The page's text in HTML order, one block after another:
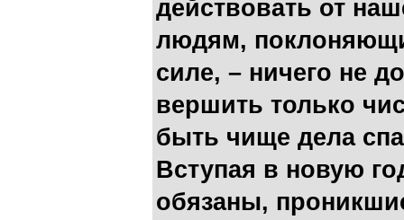
действовать от
людям,
силе, – ничего не
вершить только
быть чище дела
Вступая в новую
обязаны,